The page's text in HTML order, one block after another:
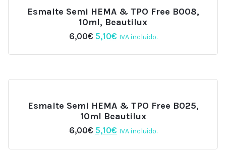
Esmalte Semi HEMA & TPO Free B008,
10ml, Beautilux
6,00€ El
original
5,10€El
actual
IVA incluido.
Esmalte Semi HEMA & TPO Free B025,
10ml Beautilux
6,00€ El
original
5,10€El
actual
IVA incluido.